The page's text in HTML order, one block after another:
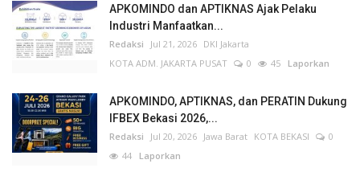
APKOMINDO dan APTIKNAS Ajak Pelaku
Industri Manfaatkan...
Redaksi Jul 21, 2026 DKI Jakarta
KOTA ADM. JAKARTA PUSAT
0 45 Laporkan
APKOMINDO, APTIKNAS, dan PERATIN Dukung
IFBEX Bekasi 2026,...
Redaksi Jul 20, 2026 Jawa Barat KOTA BEKASI
0
44 Laporkan